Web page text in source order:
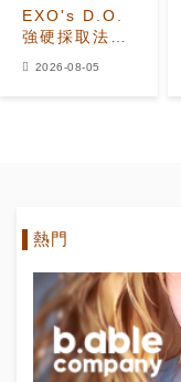
EXO's D.O.
強硬採取法律
行動應對惡意
2026-08-05
熱門